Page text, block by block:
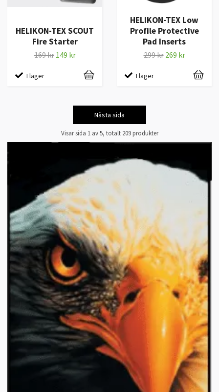
HELIKON-TEX SCOUT
Fire Starter
169 kr 149 kr
I lager
HELIKON-TEX Low
Profile Protective
Pad Inserts
299 kr 269 kr
I lager
Nästa sida
Visar sida 1 av 5, totalt 209 produkter